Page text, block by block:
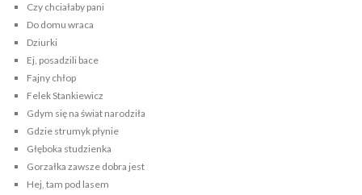
Czy chciałaby pani
Do domu wraca
Dziurki
Ej, posadzili bace
Fajny chłop
Felek Stankiewicz
Gdym się na świat narodziła
Gdzie strumyk płynie
Głęboka studzienka
Gorzałka zawsze dobra jest
Hej, tam pod lasem